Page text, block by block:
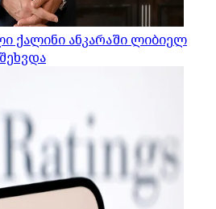
ქალინი ანკარაში ლიბიელ